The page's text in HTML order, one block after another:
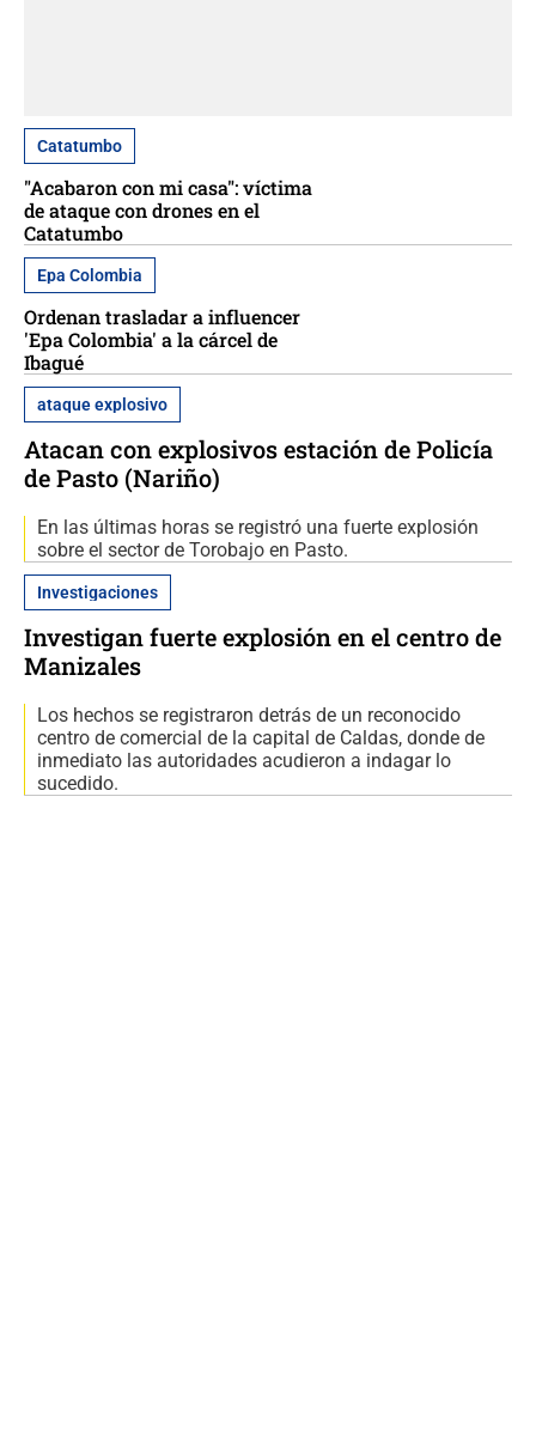
Catatumbo
"Acabaron con mi casa": víctima
de ataque con drones en el
Catatumbo
Epa Colombia
Ordenan trasladar a influencer
'Epa Colombia' a la cárcel de
Ibagué
ataque explosivo
Atacan con explosivos estación de Policía
de Pasto (Nariño)
En las últimas horas se registró una fuerte explosión
sobre el sector de Torobajo en Pasto.
Investigaciones
Investigan fuerte explosión en el centro de
Manizales
Los hechos se registraron detrás de un reconocido
centro de comercial de la capital de Caldas, donde de
inmediato las autoridades acudieron a indagar lo
sucedido.